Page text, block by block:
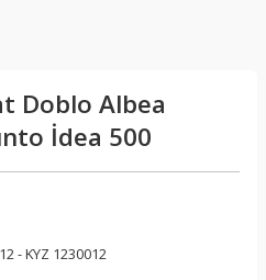
Doblo Albea
İdea 500
- KYZ 1230012